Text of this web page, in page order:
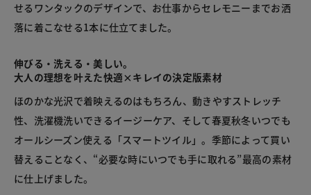
せるワンタックのデザインで、お仕事からセレモニーまでお洒
落に着こなせる1本に仕立てました。
伸びる・洗える・美しい。
大人の理想を叶えた快適×キレイの決定版素材
ほのかな光沢で着映えるのはもちろん、動きやすストレッチ
性、洗濯機洗いできるイージーケア、そして春夏秋冬いつでも
オールシーズン使える「スマートツイル」。季節によって買い
替えることなく、“必要な時にいつでも手に取れる”最高の素材
に仕上げました。